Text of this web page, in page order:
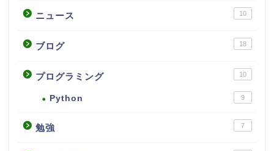
ニュース 10
ブログ 18
プログラミング 10
Python 9
勉強 7